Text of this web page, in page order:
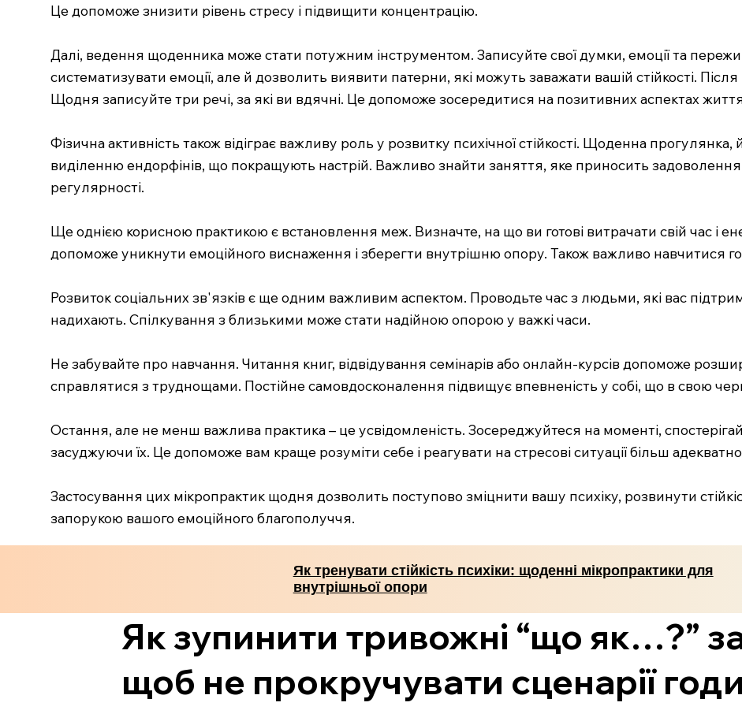
Це допоможе знизити рівень стресу і підвищити концентрацію.
Далі, ведення щоденника може стати потужним інструментом. Записуйте свої думки, емоції та
систематизувати емоції, але й дозволить виявити патерни, які можуть заважати вашій стійкості.
Щодня записуйте три речі, за які ви вдячні. Це допоможе зосередитися на позитивних аспектах
Фізична активність також відіграє важливу роль у розвитку психічної стійкості. Щоденна
виділенню ендорфінів, що покращують настрій. Важливо знайти заняття, яке приносить
регулярності.
Ще однією корисною практикою є встановлення меж. Визначте, на що ви готові витрачати свій час і
допоможе уникнути емоційного виснаження і зберегти внутрішню опору. Також важливо навчитися
Розвиток соціальних зв'язків є ще одним важливим аспектом. Проводьте час з людьми, які вас
надихають. Спілкування з близькими може стати надійною опорою у важкі часи.
Не забувайте про навчання. Читання книг, відвідування семінарів або онлайн-курсів допоможе
справлятися з труднощами. Постійне самовдосконалення підвищує впевненість у собі, що в свою
Остання, але не менш важлива практика – це усвідомленість. Зосереджуйтеся на моменті,
засуджуючи їх. Це допоможе вам краще розуміти себе і реагувати на стресові ситуації більш
Застосування цих мікропрактик щодня дозволить поступово зміцнити вашу психіку, розвинути
запорукою вашого емоційного благополуччя.
Як тренувати стійкість психіки: щоденні мікропрактики для
внутрішньої опори
Як зупинити тривожні “що як…?”
щоб не прокручувати сценарії